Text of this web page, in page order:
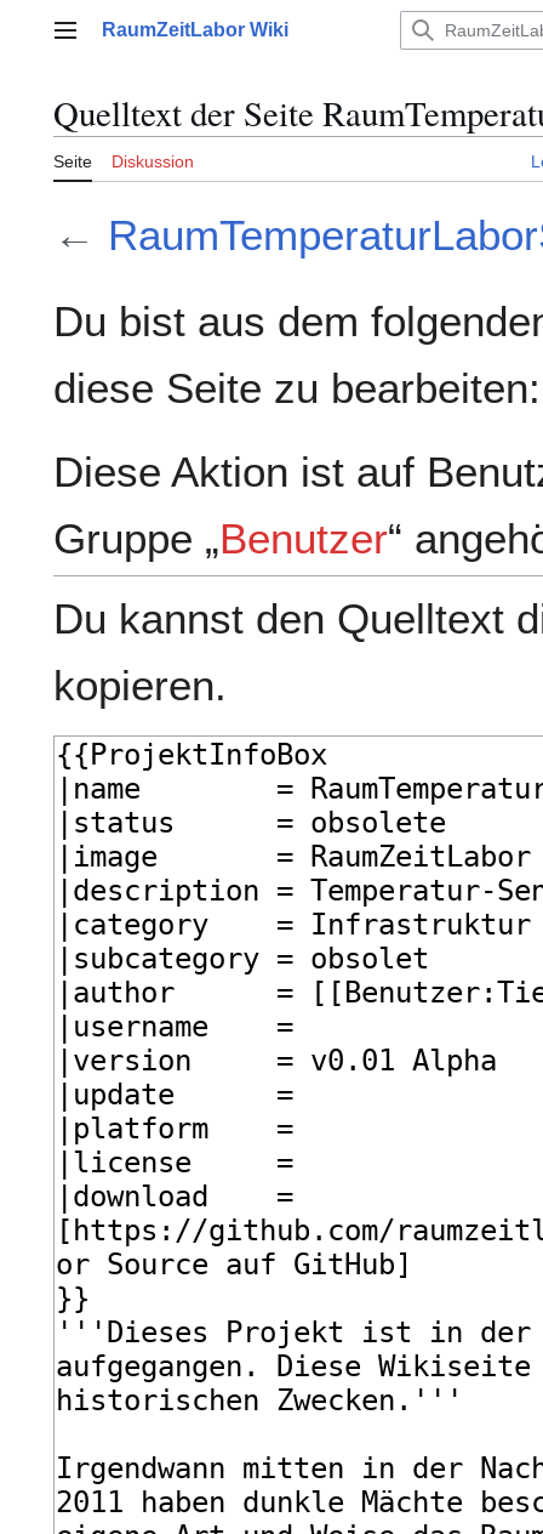
Hauptmenü
RaumZeitLabor Wiki
Quelltext der Seite
Seite Diskussion
←
Du bist aus dem
diese Seite zu bearbeiten:
Diese Aktion ist auf
Gruppe „Benutzer“
Du kannst den Quelltext
kopieren.